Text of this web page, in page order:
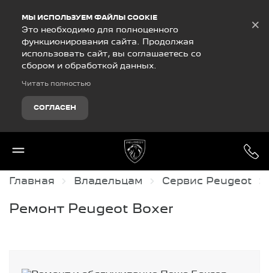
МЫ ИСПОЛЬЗУЕМ ФАЙЛЫ COOKIE
Это необходимо для полноценного
функционирования сайта. Продолжая
использовать сайт, вы соглашаетесь со
сбором и обработкой данных.
Читать полностью
СОГЛАСЕН
×
Главная Владельцам Сервис Peugeot
Ремонт Рeugeot Boxer